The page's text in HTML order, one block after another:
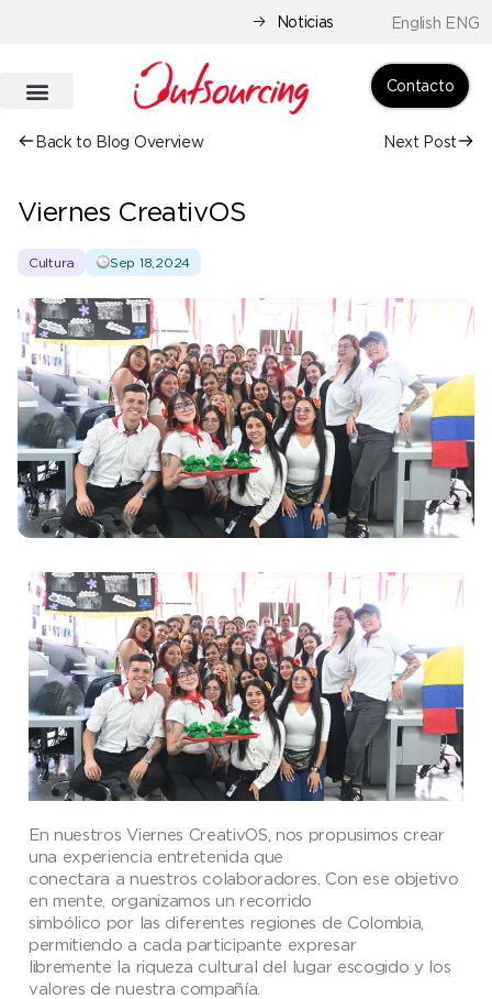
Noticias English ENG
Contacto
Back to Blog Overview Next Post
Viernes CreativOS
Cultura Sep 18,2024
En nuestros Viernes CreativOS, nos propusimos crear
una experiencia entretenida que
conectara a nuestros colaboradores. Con ese objetivo
en mente, organizamos un recorrido
simbólico por las diferentes regiones de Colombia,
permitiendo a cada participante expresar
libremente la riqueza cultural del lugar escogido y los
valores de nuestra compañía.